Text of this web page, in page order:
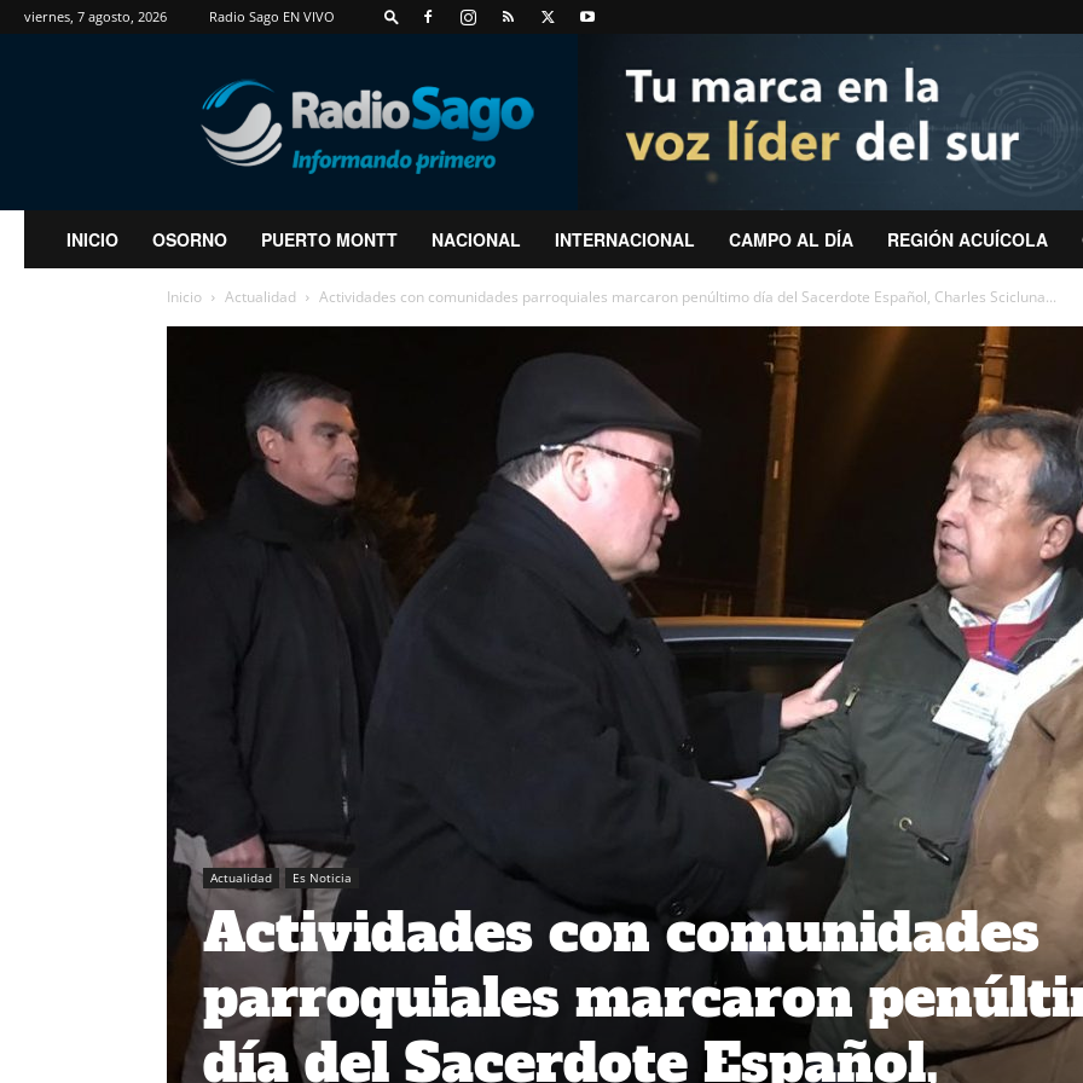
viernes, 7 agosto, 2026 Radio Sago EN VIVO
RadioSago
INICIO OSORNO PUERTO MONTT NACIONAL INTERNACIONAL CAMPO AL DÍA REGIÓN ACUÍCOLA
Inicio Actualidad Actividades con comunidades parroquiales marcaron penúltimo día del Sacerdote Español, Charles Scicluna...
Actualidad Es Noticia
Actividades con comunidades
parroquiales marcaron
día del Sacerdote Español,